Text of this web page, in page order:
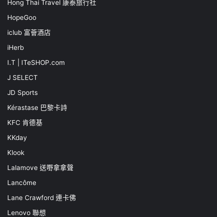
Hong Thai Travel 康泰旅行社
HopeGoo
iclub 富薈酒店
iHerb
I.T | ITeSHOP.com
J SELECT
JD Sports
Kérastase 巴黎卡詩
KFC 肯德基
KKday
Klook
Lalamove 送嘢拿拿聲
Lancôme
Lane Crawford 連卡佛
Lenovo 聯想